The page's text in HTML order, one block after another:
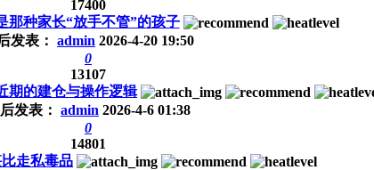
17400
那种家长“放手不管”的孩子
发表： admin 2026-4-20 19:50
0
13107
的建仓与操作逻辑
发表： admin 2026-4-6 01:38
0
14801
走私毒品